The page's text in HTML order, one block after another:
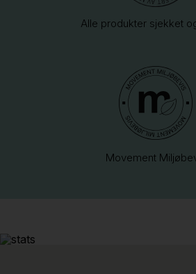
Alle produkter sjekket
Movement